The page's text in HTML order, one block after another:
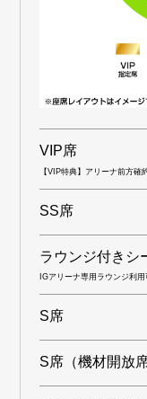
VIP席
【VIP特典】アリーナ前方確
SS席
ラウンジ付きシ
IGアリーナ専用ラウンジ利
S席
S席（機材開放席